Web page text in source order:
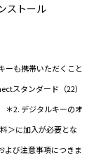
ストール
ーも携帯いただくこと
スタンダード（22）
＊2. デジタルキーのオ
＞に加入が必要とな
よび注意事項につきま